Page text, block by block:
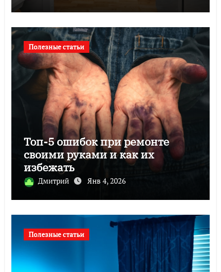
Полезные статьи
Топ-5 ошибок при ремонте
своими руками и как их
избежать
Дмитрий Янв 4, 2026
Полезные статьи